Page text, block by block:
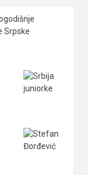
Srpske